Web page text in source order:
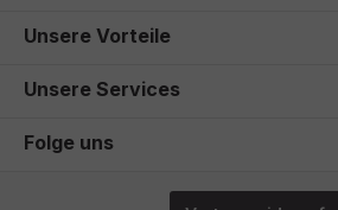
Unsere Vorteile
Unsere Services
Folge uns